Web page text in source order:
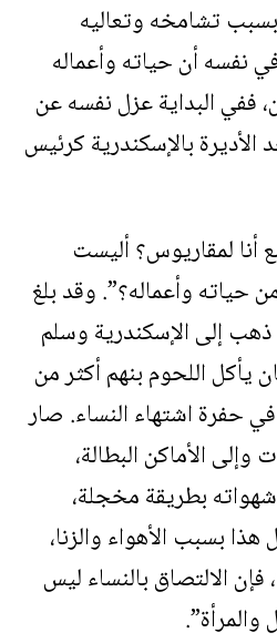
تشامخه وتعاليه
نفسه أن حياته وأعماله
ففي البداية عزل نفسه عن
بالإسكندرية كرئيس
أنا لمقاريوس؟ أليست
حياته وأعماله؟”. وقد بلغ
ذهب إلى الإسكندرية وسلم
يأكل اللحوم بنهم أكثر من
حفرة اشتهاء النساء. صار
الأماكن البطالة،
بطريقة مخجلة،
بسبب الأهواء والزنا،
فإن الالتصاق بالنساء ليس